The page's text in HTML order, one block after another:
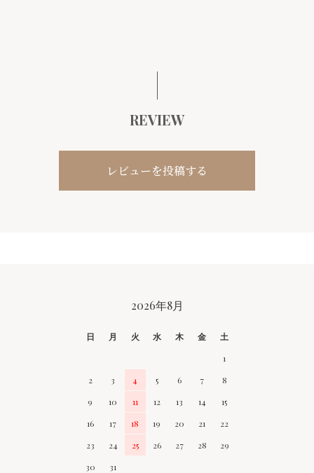
REVIEW
レビューを投稿する
2026年8月
日 月 火 水 木 金
土
1
2
3 4 5 6 7
8
9
10 11 12 13 14
15
16
17 18 19 20 21
22
23
24 25 26 27 28
29
30
31